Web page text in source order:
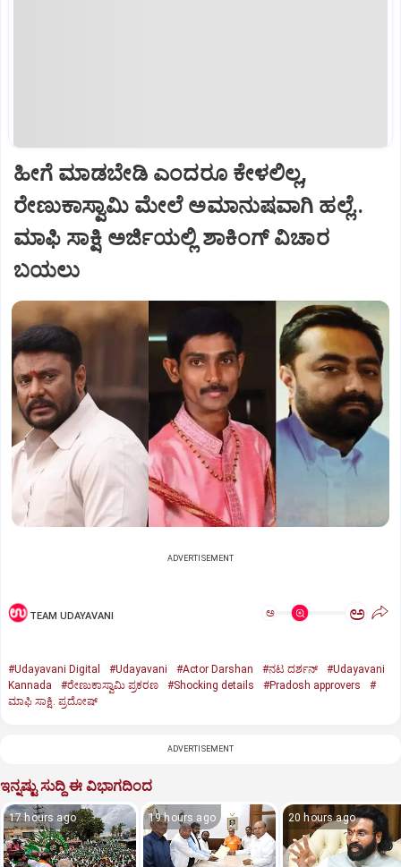
ಹೀಗೆ ಮಾಡಬೇಡಿ ಎಂದರೂ ಕೇಳಲಿಲ್ಲ,
ರೇಣುಕಾಸ್ವಾಮಿ ಮೇಲೆ ಅಮಾನುಷವಾಗಿ ಹಲ್ಲೆ..
ಮಾಫಿ ಸಾಕ್ಷಿ ಅರ್ಜಿಯಲ್ಲಿ ಶಾಕಿಂಗ್‌ ವಿಚಾರ
ಬಯಲು
ADVERTISEMENT
TEAM UDAYAVANI ಅ ಅ
#Udayavani Digital #Udayavani #Actor Darshan #ನಟ ದರ್ಶನ್‌
#Udayavani
Kannada
#ರೇಣುಕಾಸ್ವಾಮಿ ಪ್ರಕರಣ #Shocking details #Pradosh approvers
#
ಮಾಫಿ ಸಾಕ್ಷಿ. ಪ್ರದೋಷ್‌
ADVERTISEMENT
ಇನ್ನಷ್ಟು ಸುದ್ದಿ ಈ ವಿಭಾಗದಿಂದ
17 hours ago 19 hours ago 20 hours ago